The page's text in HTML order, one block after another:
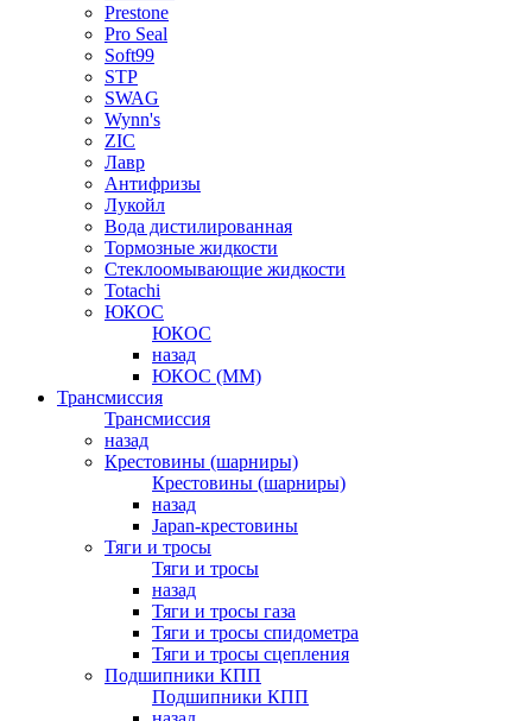
Prestone
Pro Seal
Soft99
STP
SWAG
Wynn's
ZIC
Лавр
Антифризы
Лукойл
Вода дистилированная
Тормозные жидкости
Стеклоомывающие жидкости
Totachi
ЮКОС
ЮКОС
назад
ЮКОС (ММ)
Трансмиссия
Трансмиссия
назад
Крестовины (шарниры)
Крестовины (шарниры)
назад
Japan-крестовины
Тяги и тросы
Тяги и тросы
назад
Тяги и тросы газа
Тяги и тросы спидометра
Тяги и тросы сцепления
Подшипники КПП
Подшипники КПП